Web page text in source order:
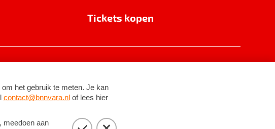
Tickets kopen